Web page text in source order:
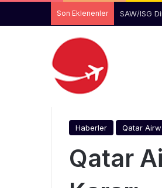
Son Eklenenler
Haberler Qatar
Qatar